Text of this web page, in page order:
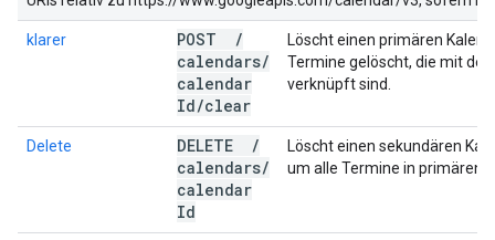
klarer POST
/
calendars/
calendar
Id/clear
Löscht einen primären
Termine gelöscht, die mit
verknüpft sind.
Delete DELETE
/
calendars/
calendar
Id
Löscht einen sekundären
um alle Termine in primären